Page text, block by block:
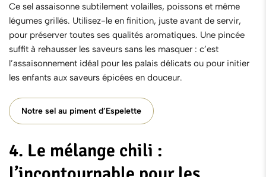
Ce sel assaisonne subtilement volailles, poissons et même
légumes grillés. Utilisez-le en finition, juste avant de servir,
pour préserver toutes ses qualités aromatiques. Une pincée
suffit à rehausser les saveurs sans les masquer : c’est
l’assaisonnement idéal pour les palais délicats ou pour initier
les enfants aux saveurs épicées en douceur.
Notre sel au piment d’Espelette
4. Le mélange chili :